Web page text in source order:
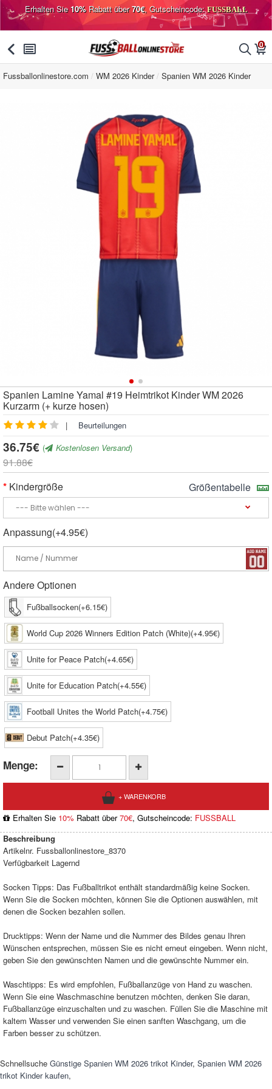
Erhalten Sie10%Rabatt über70€, Gutscheincode:FUSSBALL
󰅯 󰂩 󰂨 0
󰃦
Fussballonlinestore.com WM 2026 Kinder Spanien WM 2026 Kinder
Spanien Lamine Yamal #19 Heimtrikot Kinder WM 2026
Kurzarm (+ kurze hosen)
| Beurteilungen
36.75€ ( Kostenlosen Versand)
91.88€
Kindergröße
Größentabelle
Anpassung(+4.95€)
Andere Optionen
Fußballsocken(+6.15€)
World Cup 2026 Winners Edition Patch (White)(+4.95€)
Unite for Peace Patch(+4.65€)
Unite for Education Patch(+4.55€)
Football Unites the World Patch(+4.75€)
Debut Patch(+4.35€)
Menge:
Erhalten Sie 10% Rabatt über70€, Gutscheincode: FUSSBALL
Beschreibung
Artikelnr. Fussballonlinestore_8370
Verfügbarkeit Lagernd
Socken Tipps: Das Fußballtrikot enthält standardmäßig keine Socken.
Wenn Sie die Socken möchten, können Sie die Optionen auswählen, mit
denen die Socken bezahlen sollen.
Drucktipps: Wenn der Name und die Nummer des Bildes genau Ihren
Wünschen entsprechen, müssen Sie es nicht erneut eingeben. Wenn nicht,
geben Sie den gewünschten Namen und die gewünschte Nummer ein.
Waschtipps: Es wird empfohlen, Fußballanzüge von Hand zu waschen.
Wenn Sie eine Waschmaschine benutzen möchten, denken Sie daran,
Fußballanzüge einzuschalten und zu waschen. Füllen Sie die Maschine mit
kaltem Wasser und verwenden Sie einen sanften Waschgang, um die
Farben besser zu schützen.
Schnellsuche Günstige Spanien WM 2026 trikot Kinder, Spanien WM 2026
trikot Kinder kaufen,